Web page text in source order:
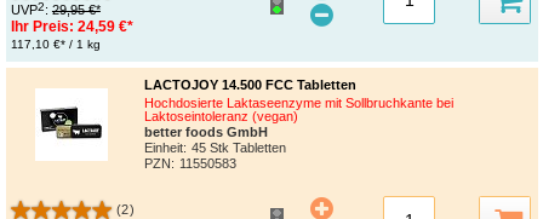
UVP2: 29,95 €*
Ihr Preis: 24,59 €*
117,10 €* / 1 kg
LACTOJOY 14.500 FCC Tabletten
Hochdosierte Laktaseenzyme mit Sollbruchkante bei
Laktoseintoleranz (vegan)
better foods GmbH
Einheit: 45 Stk Tabletten
PZN: 11550583
(2)